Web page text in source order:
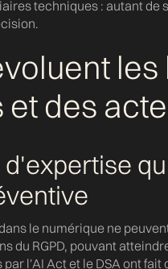
techniques : autant
des
le numérique ne
du RGPD, pouvant
l'AI Act et le DSA ont